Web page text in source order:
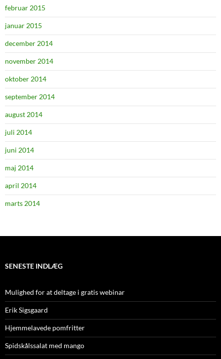
februar 2015
januar 2015
december 2014
november 2014
oktober 2014
september 2014
august 2014
juli 2014
juni 2014
maj 2014
april 2014
marts 2014
SENESTE INDLÆG
Mulighed for at deltage i gratis webinar
Erik Sigsgaard
Hjemmelavede pomfritter
Spidskålssalat med mango